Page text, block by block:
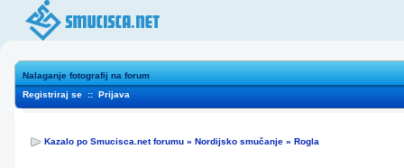
Nalaganje fotografij na forum
Registriraj se :: Prijava
Kazalo po Smucisca.net forumu » Nordijsko smučanje » Rogla